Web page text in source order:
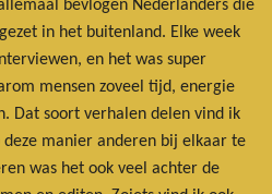
bevlogen Nederlanders die
in het buitenland. Elke week
en het was super
mensen zoveel tijd, energie
Dat soort verhalen delen vind ik
manier anderen bij elkaar te
was het ook veel achter de